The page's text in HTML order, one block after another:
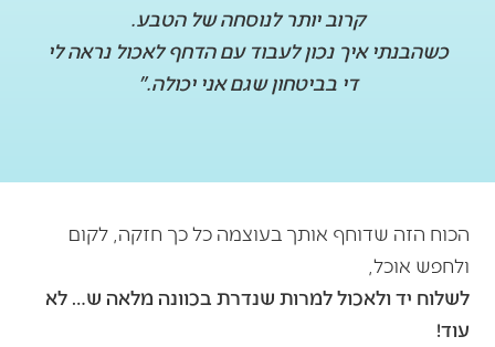
קרוב יותר לנוסחה של הטבע.
כשהבנתי איך נכון לעבוד עם הדחף לאכול נראה לי
די בביטחון שגם אני יכולה."
הכוח הזה שדוחף אותך בעוצמה כל כך חזקה, לקום
ולחפש אוכל,
לשלוח יד ולאכול למרות שנדרת בכוונה מלאה ש… לא
עוד!